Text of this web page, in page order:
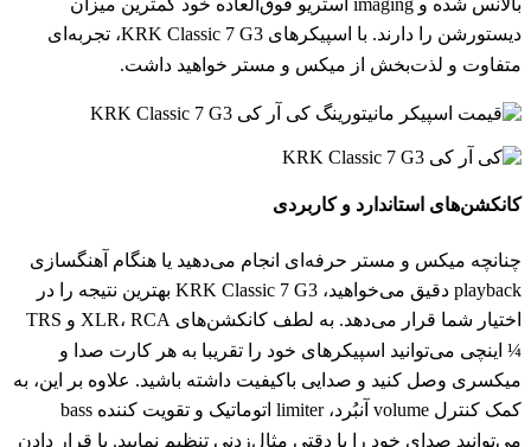
بالانس شده و imaging استریو فوق‌العاده خود کمترین میزان
دیستورشن را دارند. با اسپیکرهای KRK Classic 7 G3، تجربه‌ای
متفاوت و لذت‌بخش از میکس و مستر خواهید داشت.
کانکشن‌های استاندارد و کاربردی
چنانچه میکس و مستر حرفه‌ای انجام می‌دهید یا هنگام آهنگسازی
playback دقیق می‌خواهید، KRK Classic 7 G3 بهترین نتیجه را در
اختیار شما قرار می‌دهد. به لطف کانکشن‌های XLR، RCA و TRS
¼ اینچی می‌توانید اسپیکرهای خود را تقریبا به هر کارت صدا و
میکسری وصل کنید و صدایی باکیفیت داشته باشید. علاوه بر این، به
کمک کنترل volume آنبُرد، limiter اتوماتیک و تقویت کننده bass
می‌توانید صدای خود را با دقتی مثال‌زدنی تنظیم نمایید. با قرار دادن